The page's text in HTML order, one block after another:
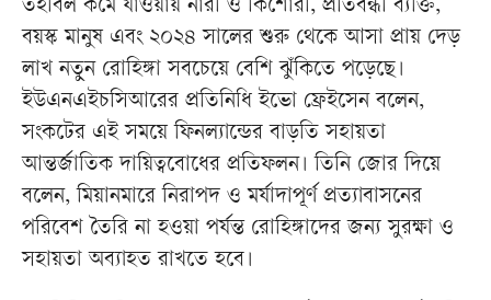
তহবিল কমে যাওয়ায় নারী ও কিশোরী, প্রতিবন্ধী ব্যক্তি,
বয়স্ক মানুষ এবং ২০২৪ সালের শুরু থেকে আসা প্রায় দেড়
লাখ নতুন রোহিঙ্গা সবচেয়ে বেশি ঝুঁকিতে পড়েছে।
ইউএনএইচসিআরের প্রতিনিধি ইভো ফ্রেইসেন বলেন,
সংকটের এই সময়ে ফিনল্যান্ডের বাড়তি সহায়তা
আন্তর্জাতিক দায়িত্ববোধের প্রতিফলন। তিনি জোর দিয়ে
বলেন, মিয়ানমারে নিরাপদ ও মর্যাদাপূর্ণ প্রত্যাবাসনের
পরিবেশ তৈরি না হওয়া পর্যন্ত রোহিঙ্গাদের জন্য সুরক্ষা ও
সহায়তা অব্যাহত রাখতে হবে।